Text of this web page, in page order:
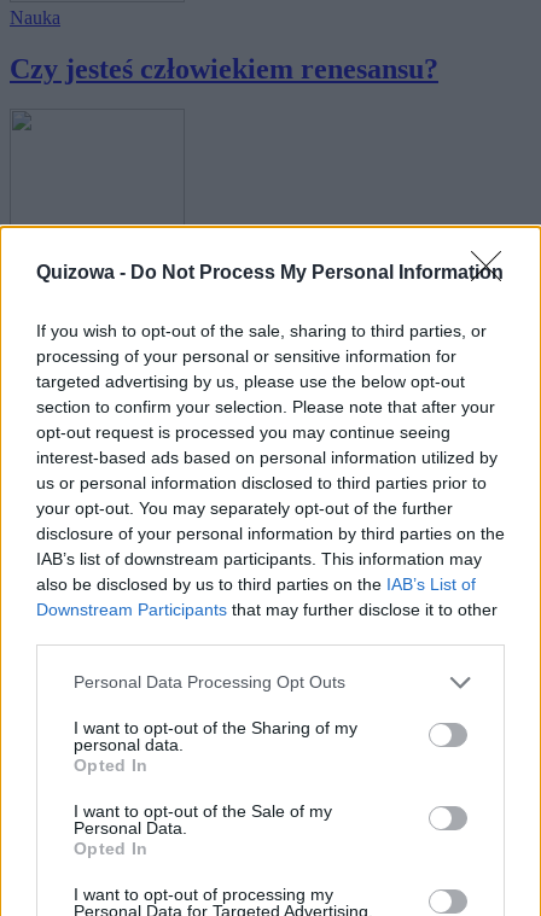
Quizowa - Do Not Process My Personal Information
If you wish to opt-out of the sale, sharing to third parties, or
processing of your personal or sensitive information for
targeted advertising by us, please use the below opt-out
section to confirm your selection. Please note that after your
opt-out request is processed you may continue seeing
interest-based ads based on personal information utilized by
us or personal information disclosed to third parties prior to
your opt-out. You may separately opt-out of the further
disclosure of your personal information by third parties on the
IAB’s list of downstream participants. This information may
also be disclosed by us to third parties on the IAB’s List of
Downstream Participants that may further disclose it to other
Personal Data Processing Opt Outs
I want to opt-out of the Sharing of my
personal data.
Opted In
I want to opt-out of the Sale of my
Personal Data.
Opted In
I want to opt-out of processing my
Personal Data for Targeted Advertising.
Nauka
Czy jesteś człowiekiem renesansu?
Zdobę...
Historia ·Sztuka
Najsłynniejsze obrazy świata - co o nich
wies...
Podróż w kosmos – średnia w tym quizie
7/10. ...